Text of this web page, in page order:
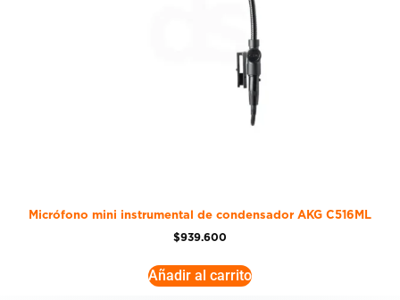
Micrófono mini instrumental de condensador AKG C516ML
$939.600
Añadir al carrito